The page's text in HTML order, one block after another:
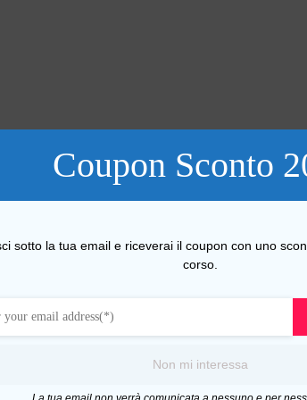
Coupon Sconto
sotto la tua email e riceverai il coupon con uno
corso.
Non mi interessa